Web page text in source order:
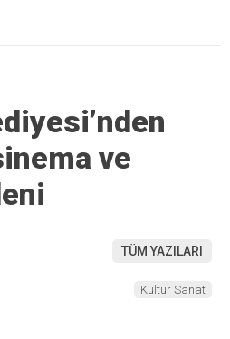
ve
TÜM YAZILARI
Kültür Sanat